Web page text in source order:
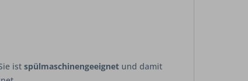
ist spülmaschinengeeignet und damit